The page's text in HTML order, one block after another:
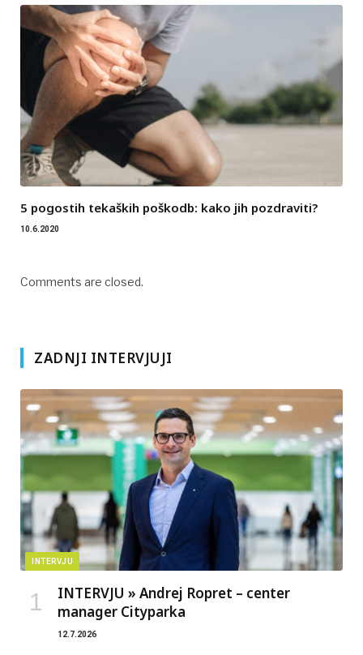
5 pogostih tekaških poškodb: kako jih pozdraviti?
10.6.2020
Comments are closed.
ZADNJI INTERVJUJI
INTERVJU
INTERVJU » Andrej Ropret – center
manager Cityparka
12.7.2026